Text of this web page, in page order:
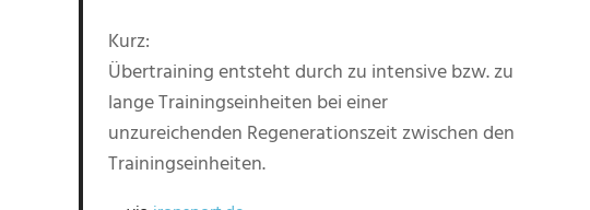
Kurz:
Übertraining entsteht durch zu intensive bzw. zu
lange Trainingseinheiten bei einer
unzureichenden Regenerationszeit zwischen den
Trainingseinheiten.